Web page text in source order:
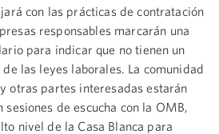
con las prácticas de contratación
responsables marcarán una
para indicar que no tienen un
las leyes laborales. La comunidad
otras partes interesadas estarán
de escucha con la OMB,
nivel de la Casa Blanca para